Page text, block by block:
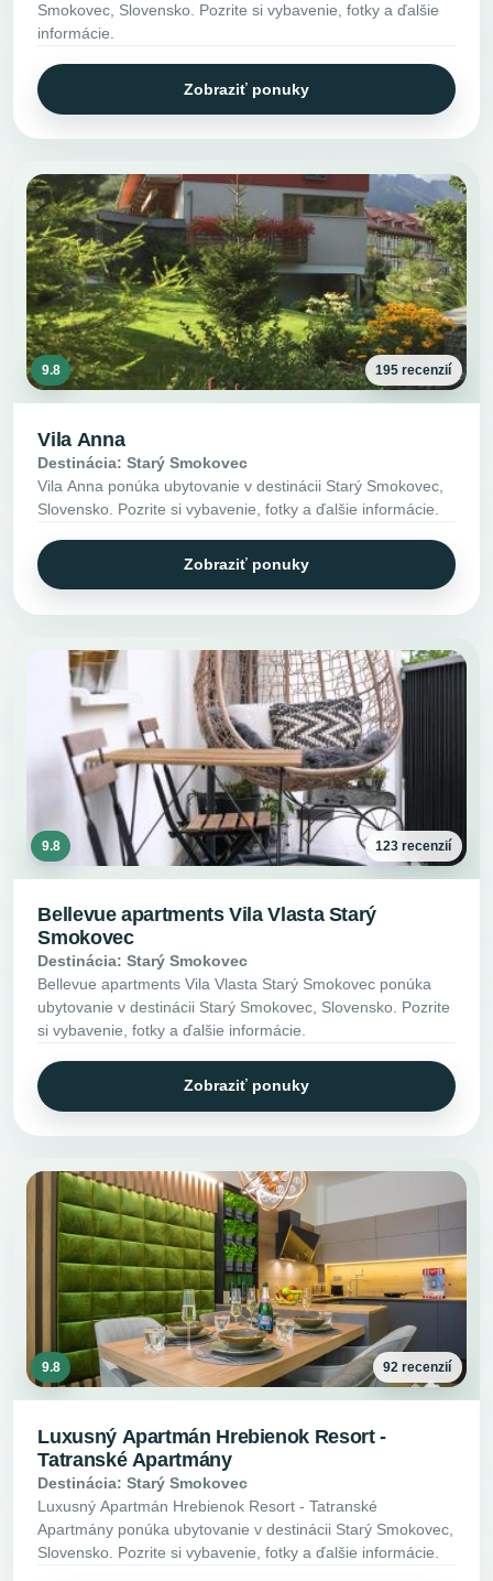
Smokovec, Slovensko. Pozrite si vybavenie, fotky a ďalšie
informácie.
Zobraziť ponuky
9.8 195 recenzií
Vila Anna
Destinácia: Starý Smokovec
Vila Anna ponúka ubytovanie v destinácii Starý Smokovec,
Slovensko. Pozrite si vybavenie, fotky a ďalšie informácie.
Zobraziť ponuky
9.8 123 recenzií
Bellevue apartments Vila Vlasta Starý
Smokovec
Destinácia: Starý Smokovec
Bellevue apartments Vila Vlasta Starý Smokovec ponúka
ubytovanie v destinácii Starý Smokovec, Slovensko. Pozrite
si vybavenie, fotky a ďalšie informácie.
Zobraziť ponuky
9.8 92 recenzií
Luxusný Apartmán Hrebienok Resort -
Tatranské Apartmány
Destinácia: Starý Smokovec
Luxusný Apartmán Hrebienok Resort - Tatranské
Apartmány ponúka ubytovanie v destinácii Starý Smokovec,
Slovensko. Pozrite si vybavenie, fotky a ďalšie informácie.